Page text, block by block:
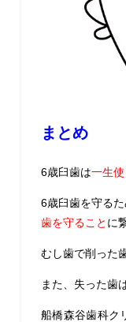
まとめ
6歳臼歯は一生
6歳臼歯を守る
歯を守ること に
むし歯で削った
また、失った歯
船橋森谷歯科ク